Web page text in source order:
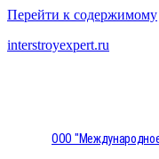
Перейти к содержимому
interstroyexpert.ru
ООО "Международное